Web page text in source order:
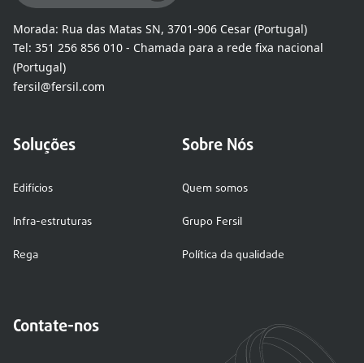
Morada: Rua das Matas SN, 3701-906 Cesar (Portugal)
Tel: 351 256 856 010 - Chamada para a rede fixa nacional
(Portugal)
fersil@fersil.com
Soluções
Edifícios
Infra-estruturas
Rega
Sobre Nós
Quem somos
Grupo Fersil
Política da qualidade
Contate-nos